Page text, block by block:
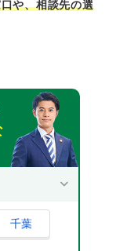
の無料相談
ての無料相
護士や司法
門家
税に関して
や、相談先の選
千葉